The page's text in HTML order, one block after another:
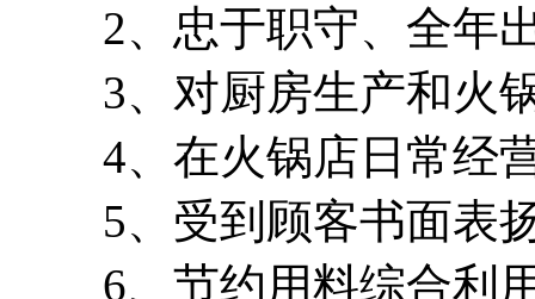
2、忠于职守、全年出
3、对厨房生产和火锅
4、在火锅店日常经营
5、受到顾客书面表
6、节约用料综合利